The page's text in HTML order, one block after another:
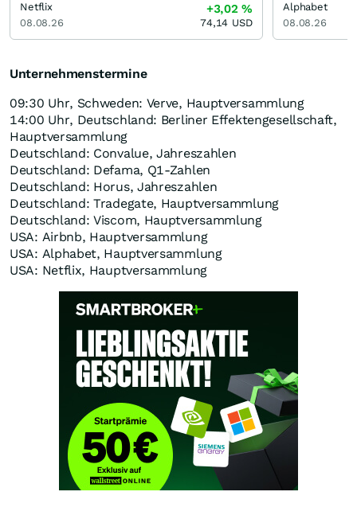
Unternehmenstermine
09:30 Uhr, Schweden: Verve, Hauptversammlung
14:00 Uhr, Deutschland: Berliner Effektengesellschaft,
Hauptversammlung
Deutschland: Convalue, Jahreszahlen
Deutschland: Defama, Q1-Zahlen
Deutschland: Horus, Jahreszahlen
Deutschland: Tradegate, Hauptversammlung
Deutschland: Viscom, Hauptversammlung
USA: Airbnb, Hauptversammlung
USA: Alphabet, Hauptversammlung
USA: Netflix, Hauptversammlung
Netflix
08.08.26
+3,02%
74,14 USD
Alphabet
08.08.26